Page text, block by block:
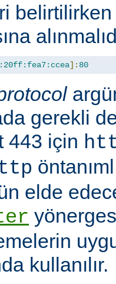
]: 80
gerekli
443 için
elde
kullanılır.